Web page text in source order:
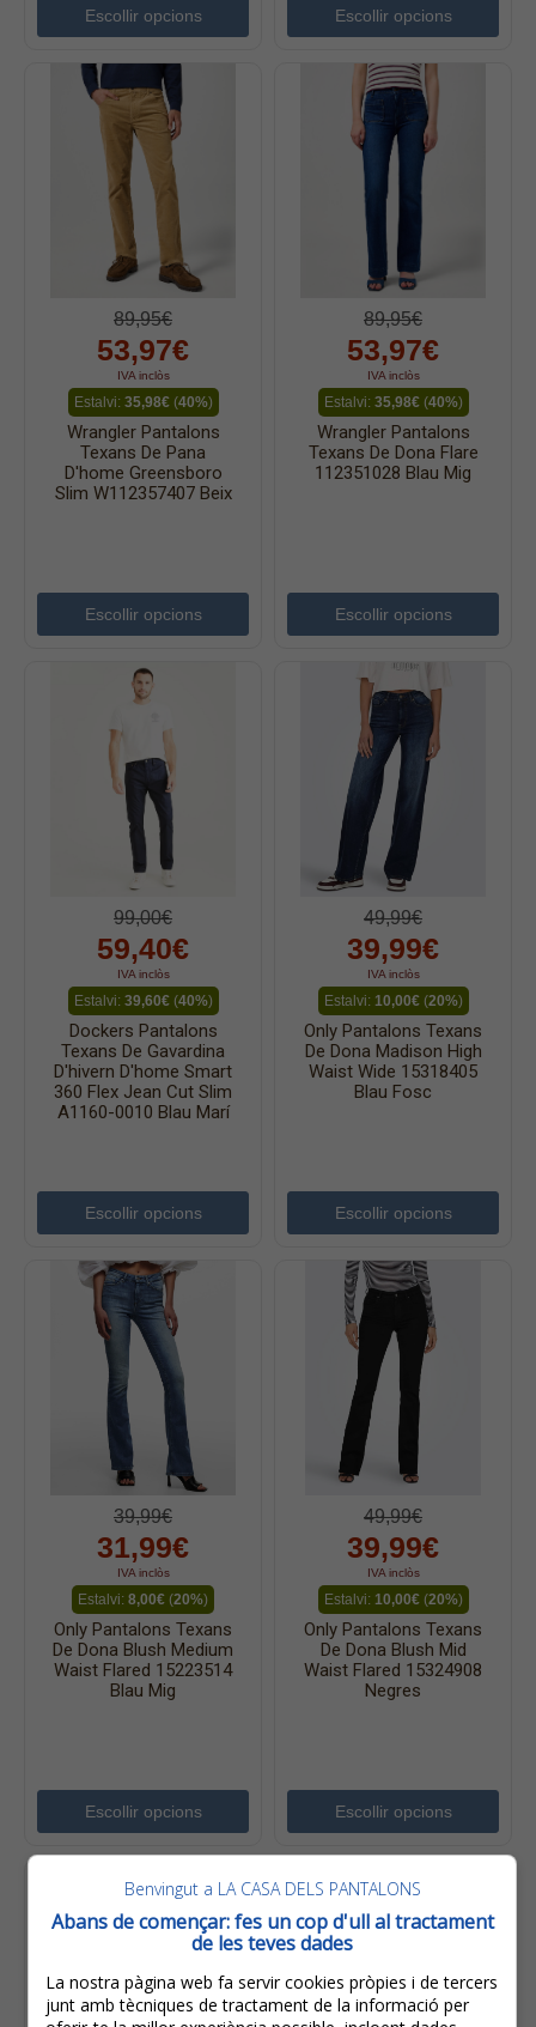
Escollir opcions Escollir opcions
89,95€
53,97€
IVA inclòs
Estalvi: 35,98€(40%)
Wrangler Pantalons
Texans De Pana
D'home Greensboro
Slim W112357407 Beix
Escollir opcions
89,95€
53,97€
IVA inclòs
Estalvi: 35,98€(40%)
Wrangler Pantalons
Texans De Dona Flare
112351028 Blau Mig
Escollir opcions
99,00€
59,40€
IVA inclòs
Estalvi: 39,60€(40%)
Dockers Pantalons
Texans De Gavardina
D'hivern D'home Smart
360 Flex Jean Cut Slim
A1160-0010 Blau Marí
Escollir opcions
49,99€
39,99€
IVA inclòs
Estalvi: 10,00€(20%)
Only Pantalons Texans
De Dona Madison High
Waist Wide 15318405
Blau Fosc
Escollir opcions
39,99€
31,99€
IVA inclòs
Estalvi: 8,00€ (20%)
Only Pantalons Texans
De Dona Blush Medium
Waist Flared 15223514
Blau Mig
Escollir opcions
49,99€
39,99€
IVA inclòs
Estalvi: 10,00€(20%)
Only Pantalons Texans
De Dona Blush Mid
Waist Flared 15324908
Negres
Escollir opcions
Benvingut a LA CASA DELS PANTALONS
Abans de començar: fes un cop d'ull al tractament
de les teves dades
La nostra pàgina web fa servir cookies pròpies i de tercers
junt amb tècniques de tractament de la informació per